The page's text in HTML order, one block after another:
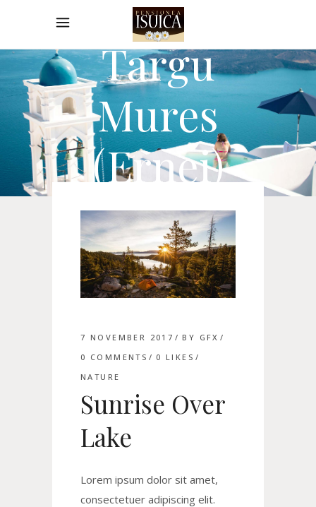
Isuica
Targu
Mures
(Ernei)
7 NOVEMBER 2017 BY GFX
0 COMMENTS
0 LIKES
NATURE
Sunrise Over
Lake
Lorem ipsum dolor sit amet,
consectetuer adipiscing elit.